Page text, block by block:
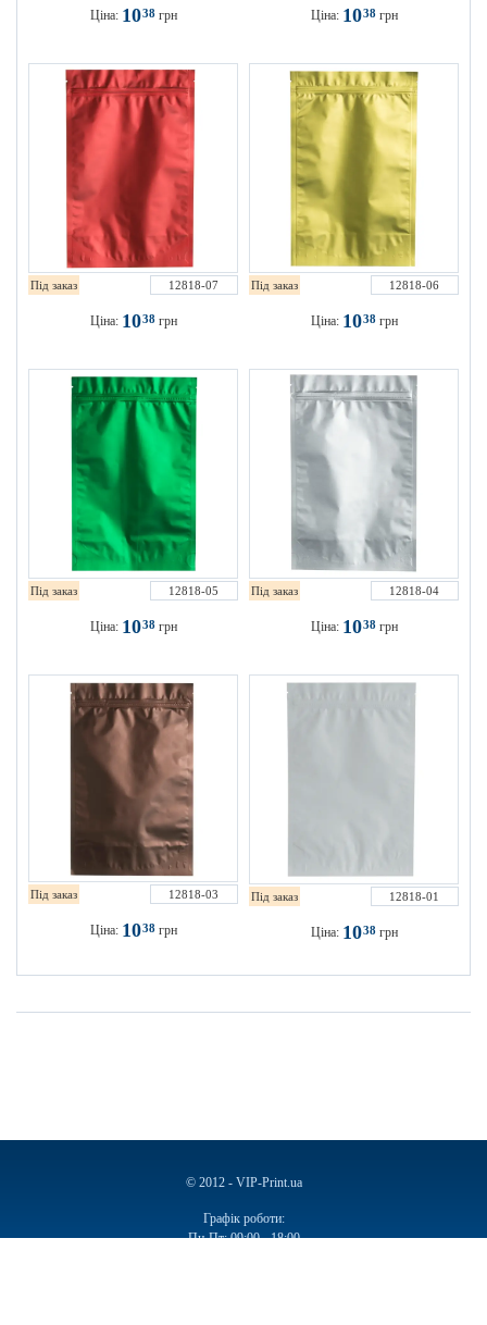
Ціна: 1038грн Ціна: 1038грн
Під заказ 12818-07
Ціна: 1038грн
Під заказ 12818-06
Ціна: 1038грн
Під заказ 12818-05
Ціна: 1038грн
Під заказ 12818-04
Ціна: 1038грн
Під заказ 12818-03
Ціна: 1038грн
Під заказ 12818-01
Ціна: 1038грн
© 2012 - VIP-Print.ua
Графік роботи:
Пн-Пт: 09:00 - 18:00